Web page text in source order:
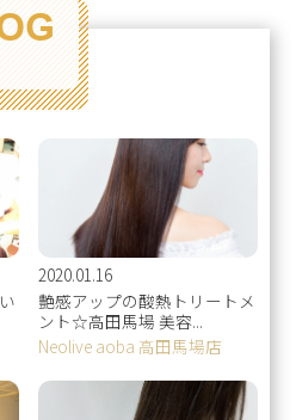
2020.01.16
艶感アップの酸熱トリートメ
ント☆高田馬場 美容...
Neolive aoba 高田馬場店